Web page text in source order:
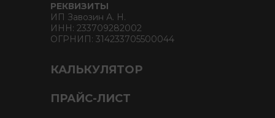
РЕКВИЗИТЫ
ИП Завозин А. Н.
ИНН: 233709282002
ОГРНИП: 314233705500044
КАЛЬКУЛЯТОР
ПРАЙС-ЛИСТ